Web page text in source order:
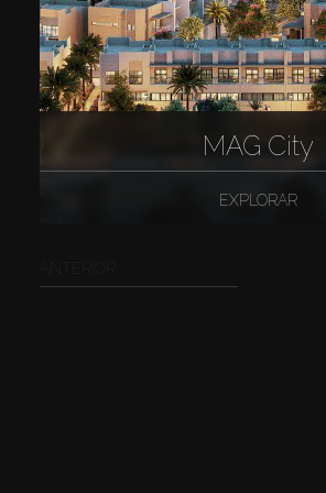
MAG City
EXPLORAR